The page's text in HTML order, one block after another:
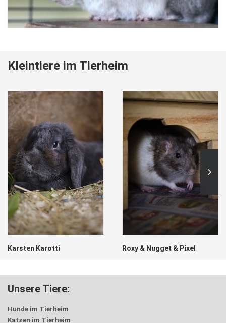
Kleintiere im Tierheim
Karsten Karotti Roxy & Nugget & Pixel
Unsere Tiere:
Hunde im Tierheim
Katzen im Tierheim